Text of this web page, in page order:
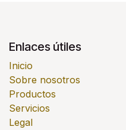
Enlaces útiles
Inicio
Sobre nosotros
Productos
Servicios
Legal